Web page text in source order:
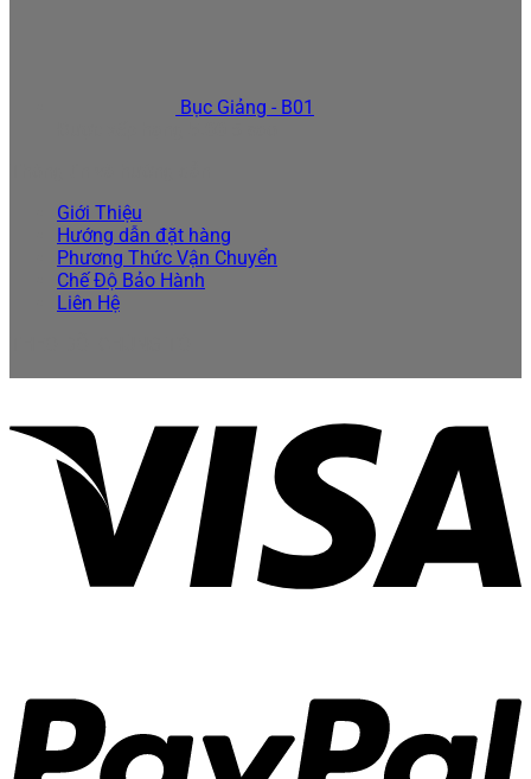
Bục Giảng - B01
Giới Thiệu
Hướng dẫn đặt hàng
Phương Thức Vận Chuyển
Chế Độ Bảo Hành
Liên Hệ